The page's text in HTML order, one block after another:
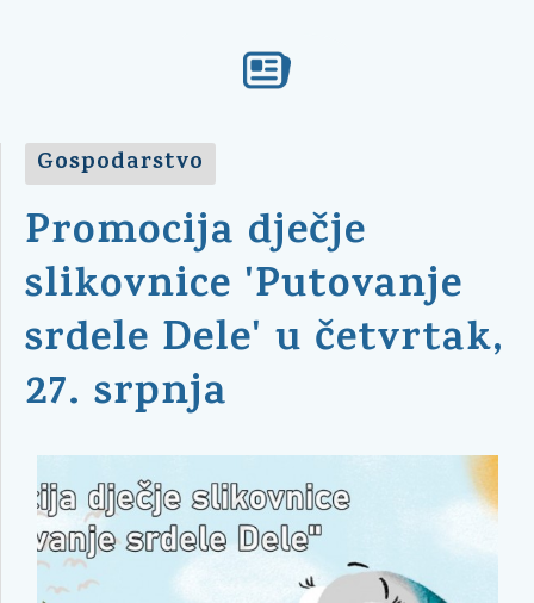
Gospodarstvo
Promocija dječje
slikovnice 'Putovanje
srdele Dele' u četvrtak,
27. srpnja